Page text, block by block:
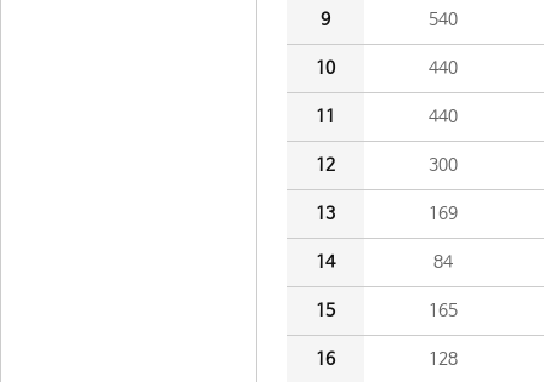
9 540
10 440
11 440
12 300
13 169
14 84
15 165
16 128